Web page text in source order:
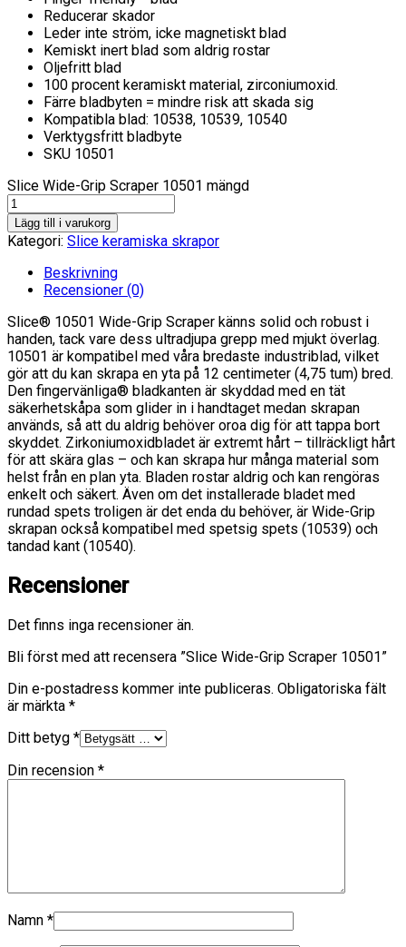
Reducerar skador
Leder inte ström, icke magnetiskt blad
Kemiskt inert blad som aldrig rostar
Oljefritt blad
100 procent keramiskt material, zirconiumoxid.
Färre bladbyten = mindre risk att skada sig
Kompatibla blad: 10538, 10539, 10540
Verktygsfritt bladbyte
SKU 10501
Slice Wide-Grip Scraper 10501 mängd
Lägg till i varukorg
Kategori: Slice keramiska skrapor
Beskrivning
Recensioner (0)
Slice® 10501 Wide-Grip Scraper känns solid och robust i
handen, tack vare dess ultradjupa grepp med mjukt överlag.
10501 är kompatibel med våra bredaste industriblad, vilket
gör att du kan skrapa en yta på 12 centimeter (4,75 tum) bred.
Den fingervänliga® bladkanten är skyddad med en tät
säkerhetskåpa som glider in i handtaget medan skrapan
används, så att du aldrig behöver oroa dig för att tappa bort
skyddet. Zirkoniumoxidbladet är extremt hårt – tillräckligt hårt
för att skära glas – och kan skrapa hur många material som
helst från en plan yta. Bladen rostar aldrig och kan rengöras
enkelt och säkert. Även om det installerade bladet med
rundad spets troligen är det enda du behöver, är Wide-Grip
skrapan också kompatibel med spetsig spets (10539) och
tandad kant (10540).
Recensioner
Det finns inga recensioner än.
Bli först med att recensera ”Slice Wide-Grip Scraper 10501”
Din e-postadress kommer inte publiceras. Obligatoriska fält
är märkta *
Ditt betyg *
Din recension *
Namn *